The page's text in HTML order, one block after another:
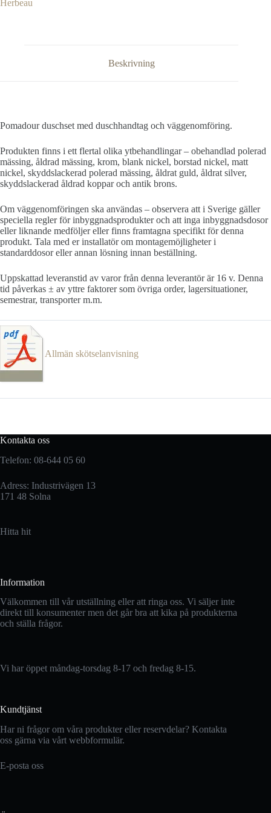
Herbeau
Beskrivning
Pomadour duschset med duschhandtag och väggenomföring.
Produkten finns i ett flertal olika ytbehandlingar – obehandlad polerad
mässing, åldrad mässing, krom, blank nickel, borstad nickel, matt
nickel, skyddslackerad polerad mässing, åldrat guld, åldrat silver,
skyddslackerad åldrad koppar och antik brons.
Om väggenomföringen ska användas – observera att i Sverige gäller
speciella regler för inbyggnadsprodukter och att inga inbyggnadsdosor
eller liknande medföljer eller finns framtagna specifikt för denna
produkt. Tala med er installatör om montagemöjligheter i
standarddosor eller annan lösning innan beställning.
Uppskattad leveranstid av varor från denna leverantör är 16 v. Denna
tid påverkas ± av yttre faktorer som övriga order, lagersituationer,
semestrar, transporter m.m.
Allmän skötselanvisning
Kontakta oss
Telefon: 08-644 05 60
Adress: Industrivägen 13
171 48 Solna
Hitta hit
Information
Välkommen till vår utställning eller att ringa oss. Vi säljer inte
direkt till konsumenter men det går bra att kika på produkterna
och ställa frågor.
Vi har öppet måndag-torsdag 8-17 och fredag 8-15.
Kundtjänst
Har ni frågor om våra produkter eller reservdelar? Kontakta
oss gärna via vårt webbformulär.
E-posta oss